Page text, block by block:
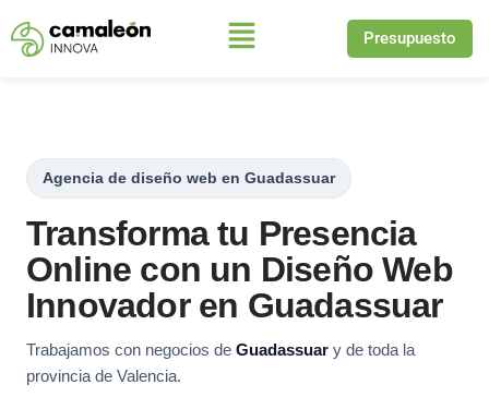
Saltar
Presupuesto
Agencia de diseño web en Guadassuar
Transforma tu Presencia
Online con un Diseño Web
Innovador en Guadassuar
Trabajamos con negocios de Guadassuar y de toda la
provincia de Valencia.